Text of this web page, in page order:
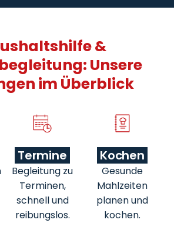
&
Unsere
im Überblick
Termine
Begleitung zu
Terminen,
schnell und
reibungslos.
Kochen
Gesunde
Mahlzeiten
planen und
kochen.